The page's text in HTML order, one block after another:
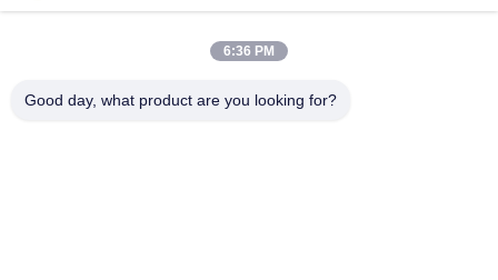
ιαπωνικά crumbs
6:36 PM
Good day, what product are you looking for?